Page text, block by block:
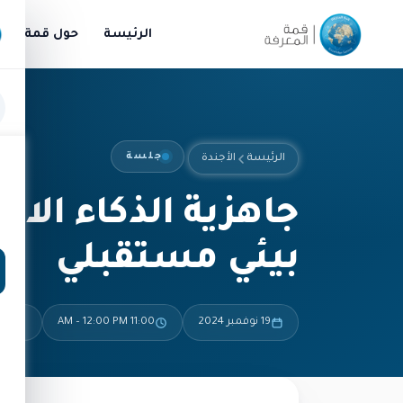
الرئيسة حول قمة
الرئيسة الأجندة جلسة
جاهزية الذكاء
بيئي مستقبلي
19 نوفمبر 2024 11:00 AM – 12:00 PM